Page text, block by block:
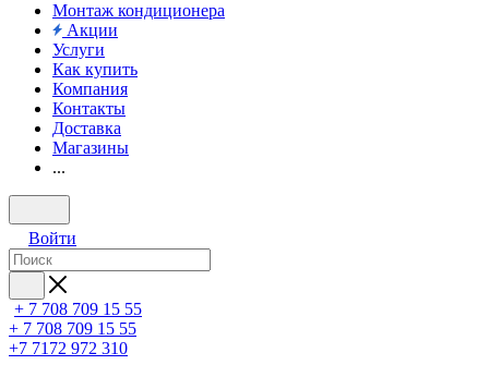
Монтаж кондиционера
Акции
Услуги
Как купить
Компания
Контакты
Доставка
Магазины
...
Войти
+ 7 708 709 15 55
+ 7 708 709 15 55
+7 7172 972 310